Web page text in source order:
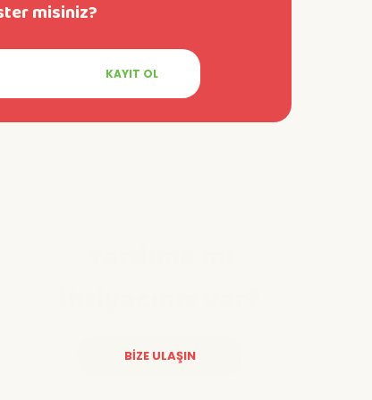
Diğer yorumları göster
misiniz?
KAYIT OL
BİZE ULAŞIN